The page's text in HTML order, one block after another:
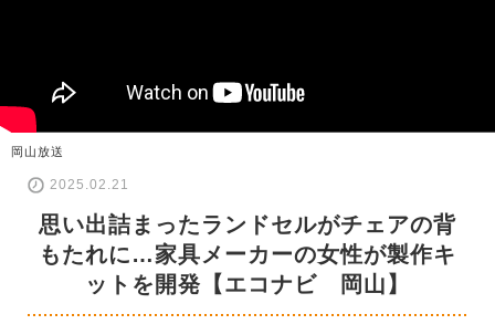
岡山放送
2025.02.21
思い出詰まったランドセルがチェアの背
もたれに…家具メーカーの女性が製作キ
ットを開発【エコナビ 岡山】